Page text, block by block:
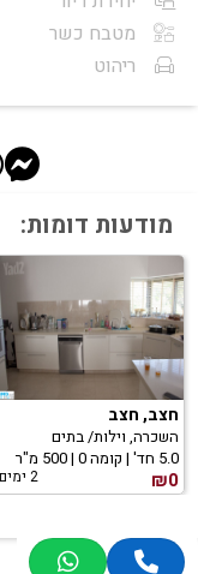
מטבח כשר
ריהוט
מודעות דומות:
חצב, חצב
השכרה, וילות/ בתים
5.0 חד' | קומה 0 | 500 מ"ר
₪0 2 ימים